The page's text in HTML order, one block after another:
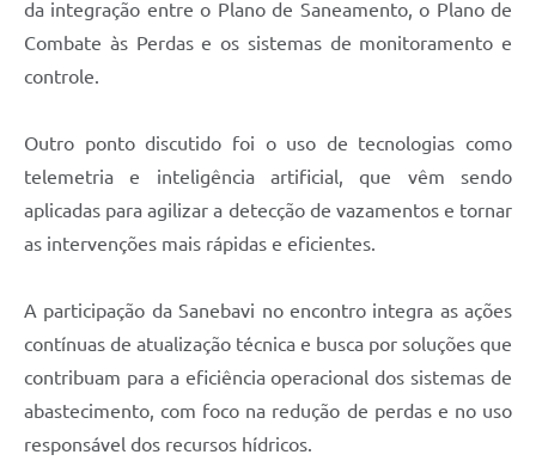
da integração entre o Plano de Saneamento, o Plano de
Combate às Perdas e os sistemas de monitoramento e
controle.
Outro ponto discutido foi o uso de tecnologias como
telemetria e inteligência artificial, que vêm sendo
aplicadas para agilizar a detecção de vazamentos e tornar
as intervenções mais rápidas e eficientes.
A participação da Sanebavi no encontro integra as ações
contínuas de atualização técnica e busca por soluções que
contribuam para a eficiência operacional dos sistemas de
abastecimento, com foco na redução de perdas e no uso
responsável dos recursos hídricos.